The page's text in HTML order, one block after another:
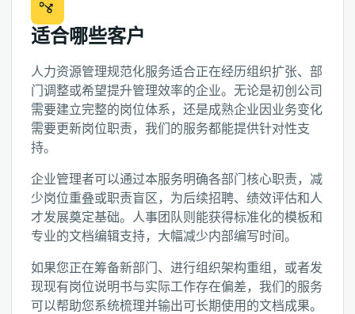
适合哪些客户
人力资源管理规范化服务适合正在经历组织扩张、部
门调整或希望提升管理效率的企业。无论是初创公司
需要建立完整的岗位体系，还是成熟企业因业务变化
需要更新岗位职责，我们的服务都能提供针对性支
持。
企业管理者可以通过本服务明确各部门核心职责，减
少岗位重叠或职责盲区，为后续招聘、绩效评估和人
才发展奠定基础。人事团队则能获得标准化的模板和
专业的文档编辑支持，大幅减少内部编写时间。
如果您正在筹备新部门、进行组织架构重组，或者发
现现有岗位说明书与实际工作存在偏差，我们的服务
可以帮助您系统梳理并输出可长期使用的文档成果。